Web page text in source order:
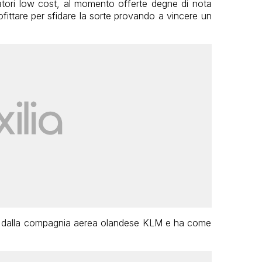
low cost, al momento offerte degne di nota
per sfidare la sorte provando a vincere un
compagnia aerea olandese KLM e ha come